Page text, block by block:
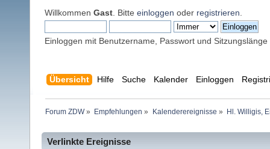
Willkommen Gast . Bitte einloggen oder registrieren
Einloggen mit Benutzername, Passwort und Sitzungslänge
Übersicht Hilfe Suche Kalender Einloggen
Forum ZDW» Empfehlungen » Kalenderereignisse » Hl. Willigis,
Verlinkte Ereignisse